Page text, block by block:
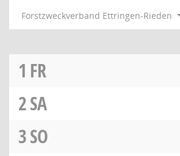
Forstzweckverband Ettringen-Rieden
1 FR
2SA
3SO